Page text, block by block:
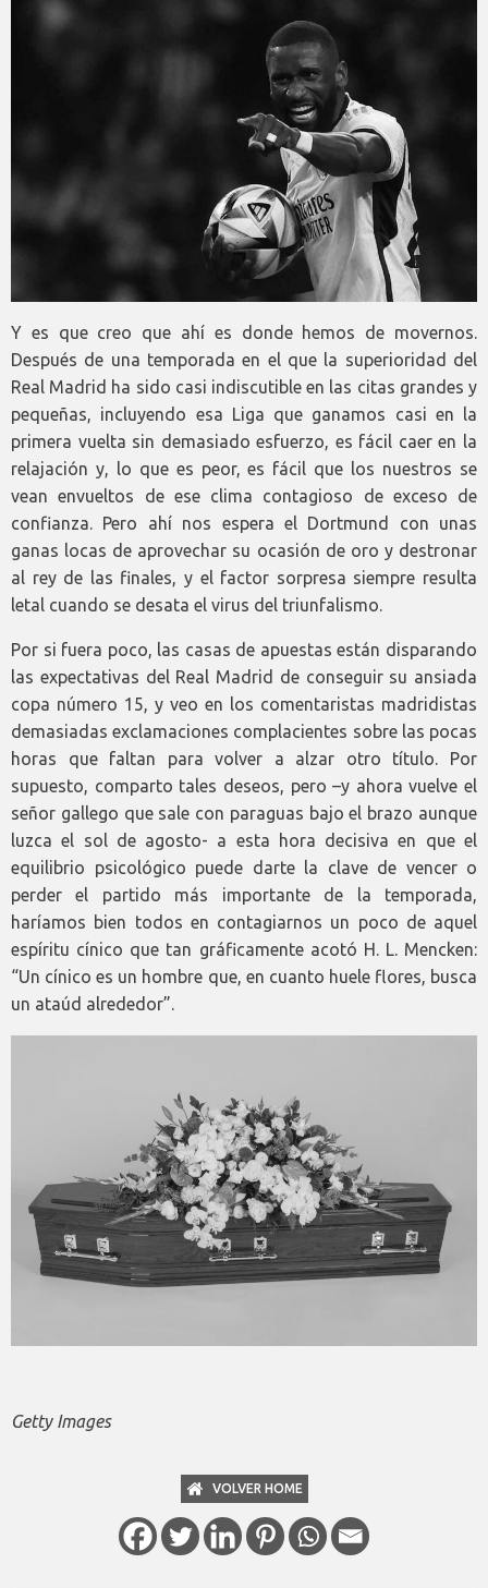
Y es que creo que ahí es donde hemos de movernos.
Después de una temporada en el que la superioridad del
Real Madrid ha sido casi indiscutible en las citas grandes y
pequeñas, incluyendo esa Liga que ganamos casi en la
primera vuelta sin demasiado esfuerzo, es fácil caer en la
relajación y, lo que es peor, es fácil que los nuestros se
vean envueltos de ese clima contagioso de exceso de
confianza. Pero ahí nos espera el Dortmund con unas
ganas locas de aprovechar su ocasión de oro y destronar
al rey de las finales, y el factor sorpresa siempre resulta
letal cuando se desata el virus del triunfalismo.
Por si fuera poco, las casas de apuestas están disparando
las expectativas del Real Madrid de conseguir su ansiada
copa número 15, y veo en los comentaristas madridistas
demasiadas exclamaciones complacientes sobre las pocas
horas que faltan para volver a alzar otro título. Por
supuesto, comparto tales deseos, pero –y ahora vuelve el
señor gallego que sale con paraguas bajo el brazo aunque
luzca el sol de agosto- a esta hora decisiva en que el
equilibrio psicológico puede darte la clave de vencer o
perder el partido más importante de la temporada,
haríamos bien todos en contagiarnos un poco de aquel
espíritu cínico que tan gráficamente acotó H. L. Mencken:
“Un cínico es un hombre que, en cuanto huele flores, busca
un ataúd alrededor”.
Getty Images
VOLVER HOME